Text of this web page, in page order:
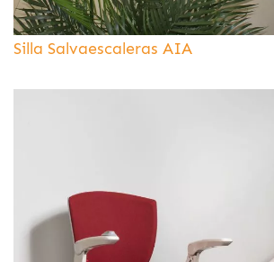
Silla Salvaescaleras AIA